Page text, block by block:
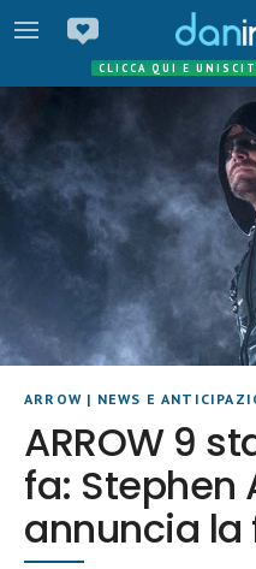
CLICCA QUI E
ARROW | NEWS E
ARROW 9
fa: Stephen
annuncia la